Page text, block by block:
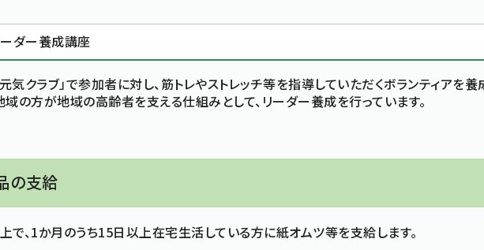
ダー養成講座
気クラブ」で参加者に対し、筋トレやストレッチ等を指導していただくボランティアを養
域の方が地域の高齢者を支える仕組みとして、リーダー養成を行っています。
の支給
で、1か月のうち15日以上在宅生活している方に紙オムツ等を支給します。